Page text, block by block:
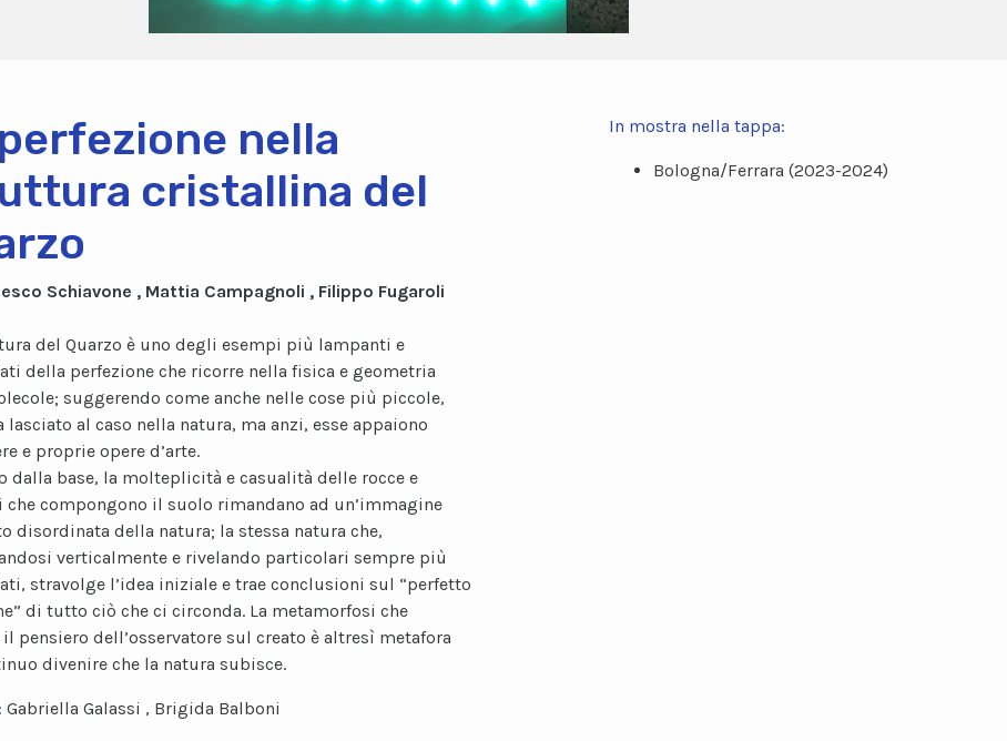
nella
cristallina del
Schiavone , Mattia Campagnoli , Filippo Fugaroli
del Quarzo è uno degli esempi più lampanti e
della perfezione che ricorre nella fisica e geometria
suggerendo come anche nelle cose più piccole,
lasciato al caso nella natura, ma anzi, esse appaiono
e proprie opere d’arte.
dalla base, la molteplicità e casualità delle rocce e
che compongono il suolo rimandano ad un’immagine
disordinata della natura; la stessa natura che,
verticalmente e rivelando particolari sempre più
stravolge l’idea iniziale e trae conclusioni sul “perfetto
di tutto ciò che ci circonda. La metamorfosi che
pensiero dell’osservatore sul creato è altresì metafora
divenire che la natura subisce.
Gabriella Galassi , Brigida Balboni
In mostra nella tappa:
Bologna/Ferrara (2023-2024)